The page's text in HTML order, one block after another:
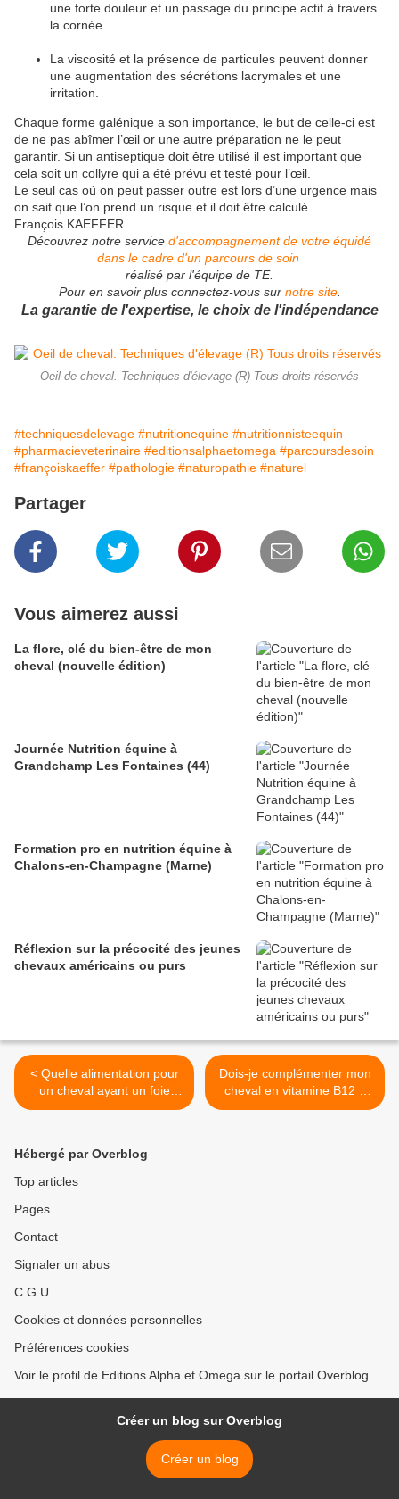
une forte douleur et un passage du principe actif à travers
la cornée.
La viscosité et la présence de particules peuvent donner
une augmentation des sécrétions lacrymales et une
irritation.
Chaque forme galénique a son importance, le but de celle-ci est
de ne pas abîmer l’œil or une autre préparation ne le peut
garantir. Si un antiseptique doit être utilisé il est important que
cela soit un collyre qui a été prévu et testé pour l’œil.
Le seul cas où on peut passer outre est lors d’une urgence mais
on sait que l’on prend un risque et il doit être calculé.
François KAEFFER
Découvrez notre service d'accompagnement de votre équidé
dans le cadre d'un parcours de soin
réalisé par l'équipe de TE.
Pour en savoir plus connectez-vous sur notre site.
La garantie de l'expertise, le choix de l'indépendance
Oeil de cheval. Techniques d'élevage (R) Tous droits réservés
#techniquesdelevage #nutritionequine #nutritionnisteequin
#pharmacieveterinaire #editionsalphaetomega #parcoursdesoin
#françoiskaeffer #pathologie #naturopathie #naturel
Partager
Vous aimerez aussi
La flore, clé du bien-être de mon
cheval (nouvelle édition)
Journée Nutrition équine à
Grandchamp Les Fontaines (44)
Formation pro en nutrition équine à
Chalons-en-Champagne (Marne)
Réflexion sur la précocité des jeunes
chevaux américains ou purs
< Quelle alimentation pour
un cheval ayant un foie
fragile ?
Dois-je complémenter mon
cheval en vitamine B12 ?
La vitamine proprement dite
Hébergé par Overblog
Top articles
Pages
Contact
Signaler un abus
C.G.U.
Cookies et données personnelles
Préférences cookies
Voir le profil de Editions Alpha et Omega sur le portail Overblog
Créer un blog sur Overblog
Créer un blog